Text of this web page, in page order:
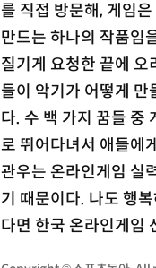
를 직접 방문해, 게임
만드는 하나의 작품임
질기게 요청한 끝에 오
들이 악기가 어떻게
다. 수 백 가지 꿈들 중
로 뛰어다녀서 애들에
관우는 온라인게임 실
기 때문이다. 나도 행
다면 한국 온라인게임